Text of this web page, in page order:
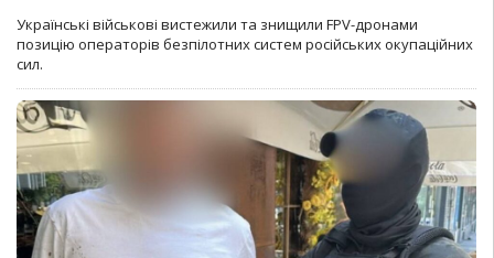
Українські військові вистежили та знищили FPV-дронами
позицію операторів безпілотних систем російських окупаційних
сил.